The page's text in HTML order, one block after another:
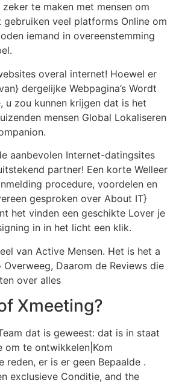
te maken met mensen om
gebruiken veel platforms Online om
iemand in overeenstemming
overal internet! Hoewel er
dergelijke Webpagina’s Wordt
u zou kunnen krijgen dat is het
mensen Global Lokaliseren
aanbevolen Internet-datingsites
partner! Een korte Welleer
procedure, voordelen en
gesproken over About IT}
het vinden een geschikte Lover je
in in het licht een klik.
van Active Mensen. Het is het a
Daarom de Reviews die
over alles
Xmeeting?
dat is geweest: dat is in staat
om te ontwikkelen|Kom
reden, er is er geen Bepaalde .
exclusieve Conditie, and the